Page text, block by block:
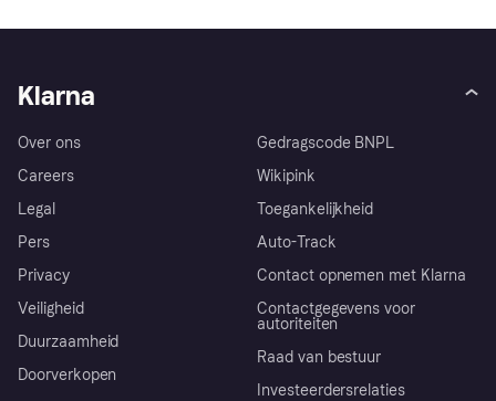
Klarna
Over ons
Careers
Legal
Pers
Privacy
Veiligheid
Duurzaamheid
Doorverkopen
Gedragscode BNPL
Wikipink
Toegankelijkheid
Auto-Track
Contact opnemen met Klarna
Contactgegevens voor
autoriteiten
Raad van bestuur
Investeerdersrelaties